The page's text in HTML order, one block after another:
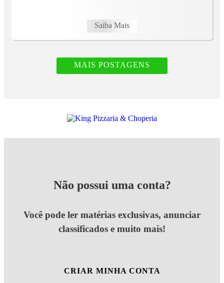
Saiba Mais
MAIS POSTAGENS
Não possui uma conta?
Você pode ler matérias exclusivas, anunciar
classificados e muito mais!
CRIAR MINHA CONTA